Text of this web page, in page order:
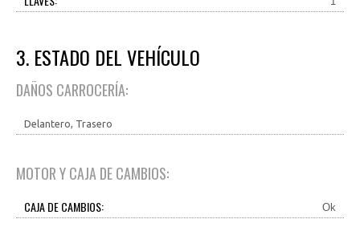
3. ESTADO DEL VEHÍCULO
DAÑOS CARROCERÍA:
Delantero, Trasero
MOTOR Y CAJA DE CAMBIOS:
CAJA DE CAMBIOS: Ok